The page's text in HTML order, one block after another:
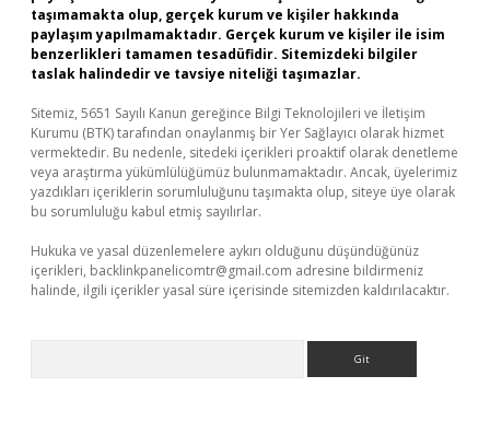
taşımamakta olup, gerçek kurum ve kişiler hakkında
paylaşım yapılmamaktadır. Gerçek kurum ve kişiler ile isim
benzerlikleri tamamen tesadüfidir. Sitemizdeki bilgiler
taslak halindedir ve tavsiye niteliği taşımazlar.
Sitemiz, 5651 Sayılı Kanun gereğince Bilgi Teknolojileri ve İletişim
Kurumu (BTK) tarafından onaylanmış bir Yer Sağlayıcı olarak hizmet
vermektedir. Bu nedenle, sitedeki içerikleri proaktif olarak denetleme
veya araştırma yükümlülüğümüz bulunmamaktadır. Ancak, üyelerimiz
yazdıkları içeriklerin sorumluluğunu taşımakta olup, siteye üye olarak
bu sorumluluğu kabul etmiş sayılırlar.
Hukuka ve yasal düzenlemelere aykırı olduğunu düşündüğünüz
içerikleri, backlinkpanelicomtr@gmail.com adresine bildirmeniz
halinde, ilgili içerikler yasal süre içerisinde sitemizden kaldırılacaktır.